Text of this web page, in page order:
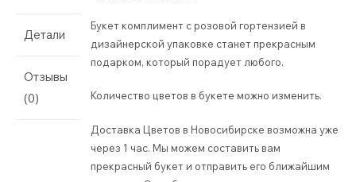
Детали
Отзывы
(0)
Букет комплимент с розовой гортензией в
дизайнерской упаковке станет прекрасным
подарком, который порадует любого.
Количество цветов в букете можно изменить.
Доставка Цветов в Новосибирске возможна уже
через 1 час. Мы можем составить вам
прекрасный букет и отправить его ближайшим